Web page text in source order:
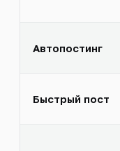
Автопостинг
Быстрый пост